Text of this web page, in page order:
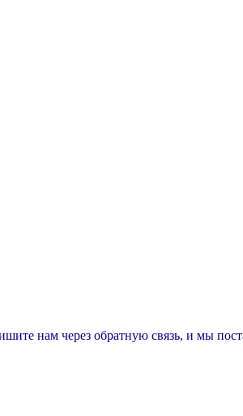
нам через обратную связь, и мы